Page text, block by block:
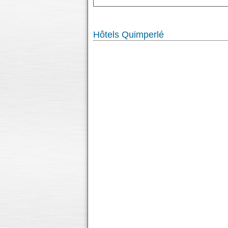
Hôtels Quimperlé